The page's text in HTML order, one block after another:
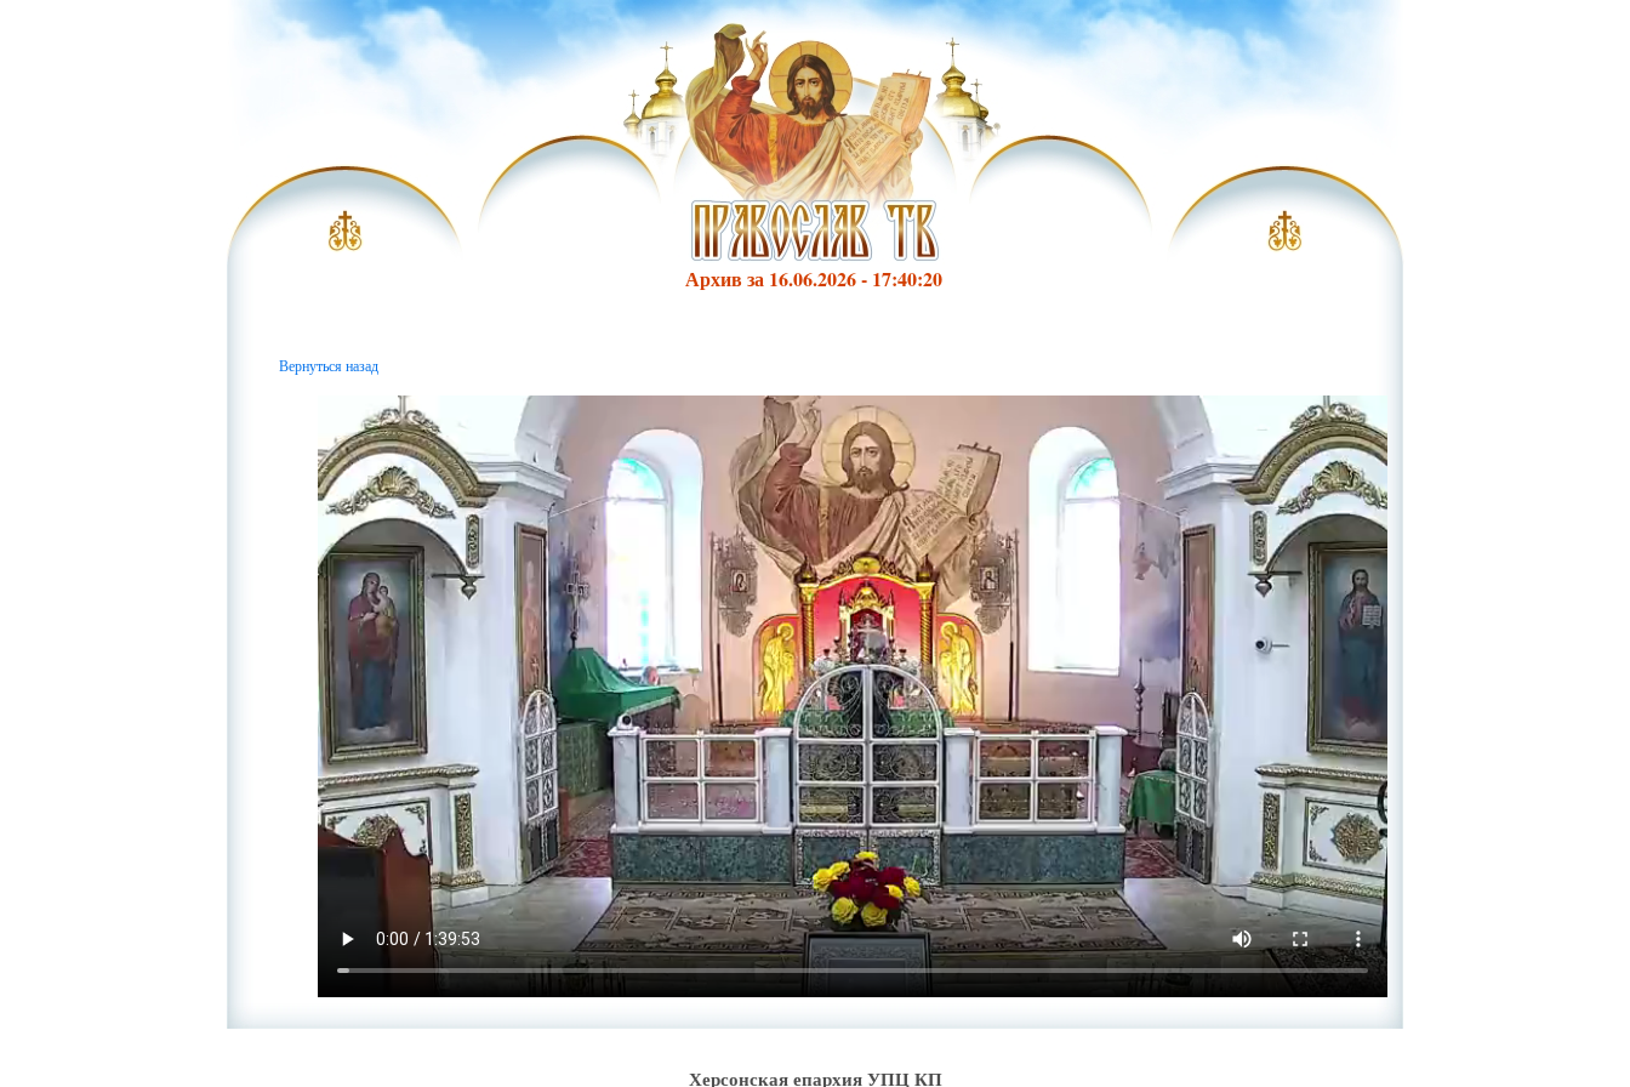
Архив за 16.06.2026 - 17:40:20
Вернуться назад
Херсонская епархия УПЦ КП